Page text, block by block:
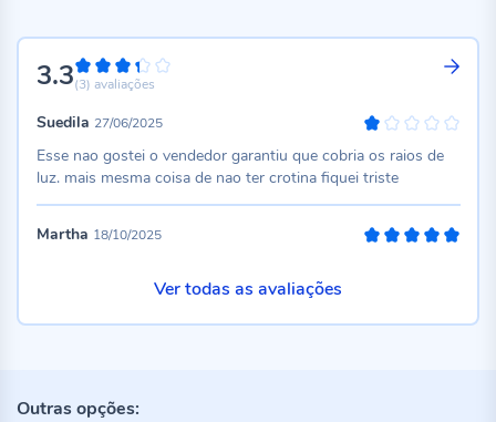
3.366%
(3) avaliações
Suedila 27/06/2025
Esse nao gostei o vendedor garantiu que cobria os raios de
luz. mais mesma coisa de nao ter crotina fiquei triste
Martha 18/10/2025
Ver todas as avaliações
Outras opções: